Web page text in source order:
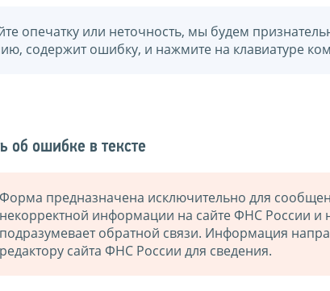
опечатку или неточность, мы будем
содержит ошибку, и нажмите на клавиатуре
об ошибке в тексте
Форма предназначена исключительно для
некорректной информации на сайте ФНС России и
подразумевает обратной связи. Информация
редактору сайта ФНС России для сведения.